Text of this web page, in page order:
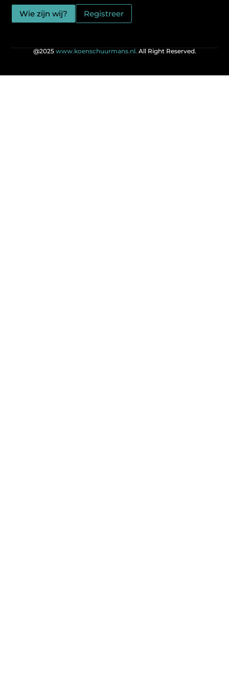
Wie zijn wij? Registreer
@2025 www.koenschuurmans.nl. All Right Reserved.